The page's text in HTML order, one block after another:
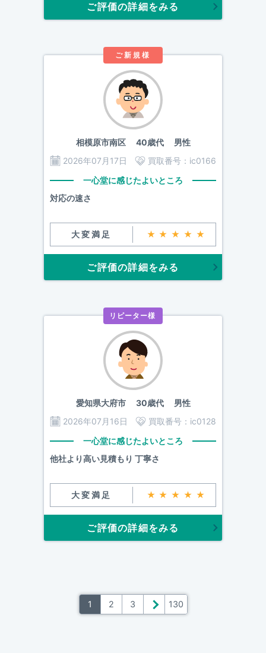
ご評価の詳細をみる
ご新規様
相模原市南区40歳代 男性
2026年07月17日
買取番号： ic0166
一心堂に感じたよいところ
対応の速さ
大変満足 ★★★★★
ご評価の詳細をみる
リピーター様
愛知県大府市30歳代 男性
2026年07月16日
買取番号： ic0128
一心堂に感じたよいところ
他社より高い見積もり 丁寧さ
大変満足 ★★★★★
ご評価の詳細をみる
1 2 3 ＞ 130